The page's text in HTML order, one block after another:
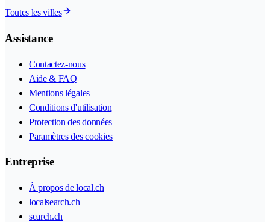
Toutes les villes
Assistance
Contactez-nous
Aide & FAQ
Mentions légales
Conditions d'utilisation
Protection des données
Paramètres des cookies
Entreprise
À propos de local.ch
localsearch.ch
search.ch